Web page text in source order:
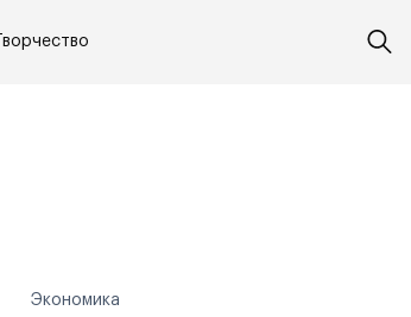
Творчество
Экономика